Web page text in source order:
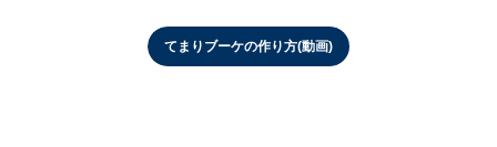
てまりブーケの作り方(動画)